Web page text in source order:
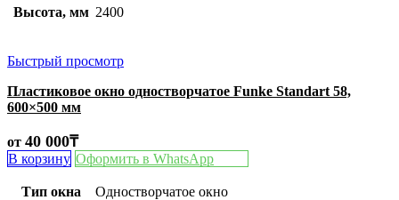
Высота, мм 2400
Быстрый просмотр
Пластиковое окно одностворчатое Funke Standart 58,
600×500 мм
от 40 000₸
В корзину Оформить в WhatsApp
Тип окна Одностворчатое окно